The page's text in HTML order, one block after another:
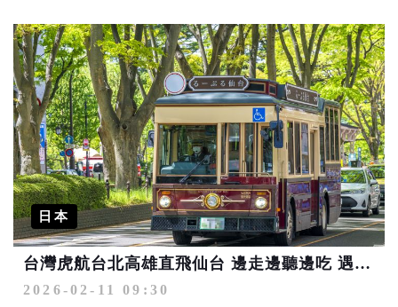
日本
台灣虎航台北高雄直飛仙台 邊走邊聽邊吃 遇見你的「仙旅奇緣」
2026-02-11 09:30